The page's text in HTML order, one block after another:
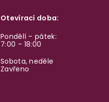
Otevírací doba:
Pondělí – pátek:
7:00 – 18:00
Sobota, neděle
Zavřeno